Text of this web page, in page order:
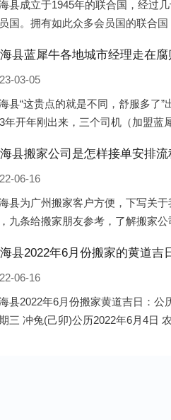
县成立于1945年的联合国，经过
国。拥有如此众多会员国的联合
国为首的西方国家
县蓝犀牛各地城市经理走在腐
03-05
县“这贵点的就是不同，舒服多了
年开年刚出来，三个司机（加盟蓝
费用，燃鹅这样的
县搬家公司是怎样接单安排流
06-16
县为广州搬家客户方便，下写关
九条给搬家朋友参考，了解搬家
咨询，初步了解客户搬 家
06-16
县2022年6月份搬家黄道吉日：公
三 冲兔(己卯)公历2022年6月4日